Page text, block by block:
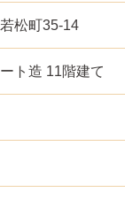
松町35-14
ト造 11階建て